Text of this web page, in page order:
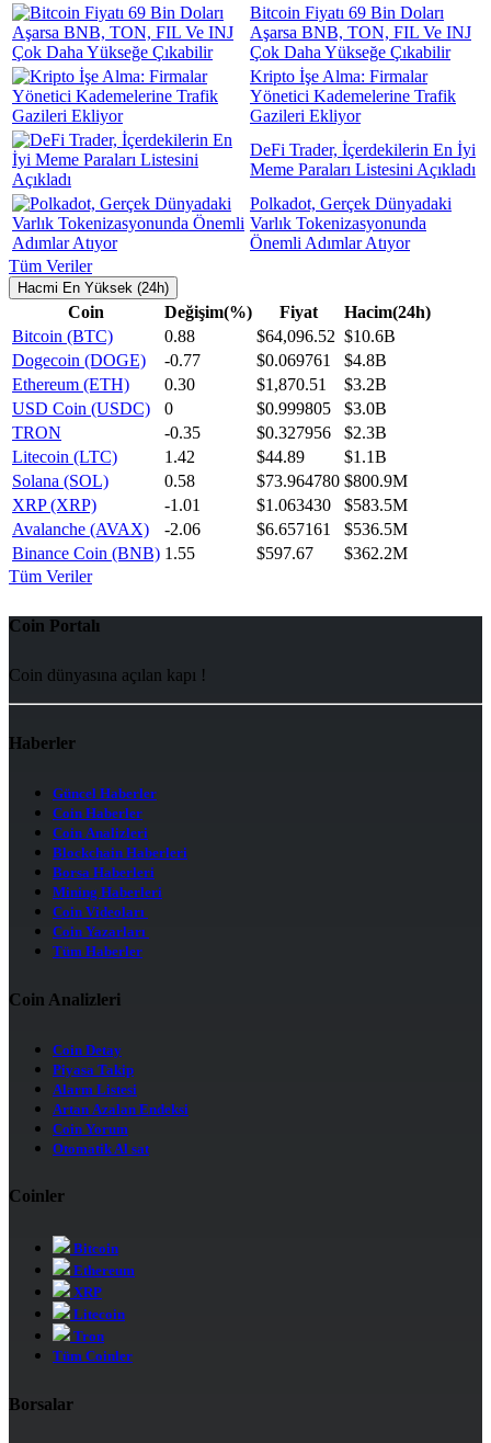
Bitcoin Fiyatı 69 Bin Doları
Aşarsa BNB, TON, FIL Ve INJ
Çok Daha Yükseğe Çıkabilir
Kripto İşe Alma: Firmalar
Yönetici Kademelerine Trafik
Gazileri Ekliyor
DeFi Trader, İçerdekilerin En İyi
Meme Paraları Listesini Açıkladı
Polkadot, Gerçek Dünyadaki
Varlık Tokenizasyonunda
Önemli Adımlar Atıyor
Tüm Veriler
Hacmi En Yüksek (24h)
Coin Değişim(%) Fiyat
Hacim(24h)
Bitcoin (BTC)
0.88 $64,096.52 $10.6B
Dogecoin (DOGE)
-0.77 $0.069761
$4.8B
Ethereum (ETH)
0.30 $1,870.51
$3.2B
USD Coin (USDC)
0 $0.999805
$3.0B
TRON
-0.35 $0.327956
$2.3B
Litecoin (LTC)
1.42 $44.89
$1.1B
Solana (SOL)
0.58 $73.964780 $800.9M
XRP (XRP)
-1.01 $1.063430
$583.5M
Avalanche (AVAX)
-2.06 $6.657161
$536.5M
Binance Coin (BNB) 1.55 $597.67
$362.2M
Tüm Veriler
Coin Portalı
Coin dünyasına açılan kapı !
Haberler
Güncel Haberler
Coin Haberler
Coin Analizleri
Blockchain Haberleri
Borsa Haberleri
Mining Haberleri
Coin Videoları
Coin Yazarları
Tüm Haberler
Coin Analizleri
Coin Detay
Piyasa Takip
Alarm Listesi
Artan Azalan Endeksi
Coin Yorum
Otomatik Al sat
Coinler
Bitcoin
Ethereum
XRP
Litecoin
Tron
Tüm Coinler
Borsalar